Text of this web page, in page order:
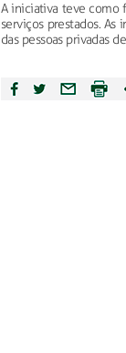
A iniciativa teve como
serviços prestados.
das pessoas privadas